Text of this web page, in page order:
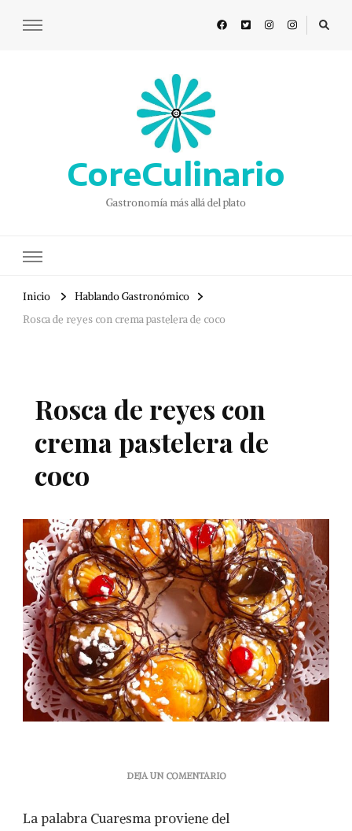
CoreCulinario
Gastronomía más allá del plato
Inicio
Hablando Gastronómico
Rosca de reyes con crema pastelera de coco
Rosca de reyes con
crema pastelera de
coco
DEJA UN COMENTARIOEN
REYES
La palabra Cuaresma proviene del